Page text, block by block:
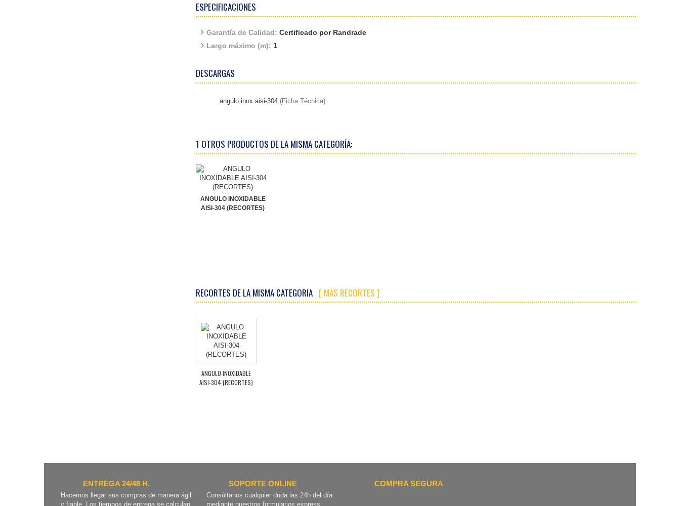
ESPECIFICACIONES
Garantía de Calidad: Certificado por Randrade
Largo máximo (m): 1
DESCARGAS
angulo inox aisi-304 (Ficha Técnica)
1 OTROS PRODUCTOS DE LA MISMA CATEGORÍA:
ANGULO INOXIDABLE
AISI-304 (RECORTES)
RECORTES DE LA MISMA CATEGORIA [ MAS RECORTES ]
ANGULO INOXIDABLE
AISI-304 (RECORTES)
ENTREGA 24/48 H.
Hacemos llegar sus compras de manera ágil
y fiable. Los tiempos de entrega se calculan
SOPORTE ONLINE
Consúltanos cualquier duda las 24h del día
mediante nuestros formularios express.
COMPRA SEGURA